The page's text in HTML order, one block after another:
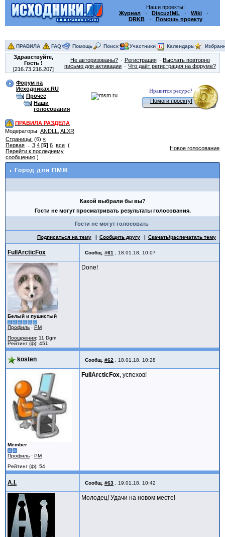
Наши проекты:
Журнал · Discuz!ML · Wiki ·
DRKB· Помощь проекту
ПРАВИЛА FAQ Помощь Поиск Участники Календарь
Здравствуйте,
Гость!
[216.73.216.207]
Не авторизованы? Регистрация
Выслать повторно
письмо для активации
Что даёт регистрация на форуме?
Форум на
Исходниках.RU
Прочее
Наши
голосования
Нравится ресурс?
Помоги проекту!
ПРАВИЛА РАЗДЕЛА
Модераторы: ANDLL
ALXR
Страницы: (6) «
Первая
3 4 [5] 6 все (
Перейти к последнему
сообщению )
Новое голосование
Город для ПМЖ
Какой выбрали бы вы?
Гости не могут просматривать результаты голосования.
Гости не могут голосовать
Подписаться на тему Сообщить другу Скачать/распечатать тему
FullArcticFox Сообщ. #61 18.01.18, 10:07
Белый и пушистый
Профиль · PM
Поощрения: 11 Dgm
Рейтинг (ф): 451
Done!
kosten Сообщ. #62 18.01.18, 10:28
Member
Профиль · PM
Рейтинг (ф): 54
FullArcticFox, успехов!
A.I. Сообщ. #63 19.01.18, 10:42
Молодец! Удачи на новом месте!